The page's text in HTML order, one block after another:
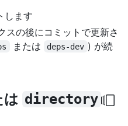
します
スの後にコミットで更新さ
または deps-dev ) が続
は directory